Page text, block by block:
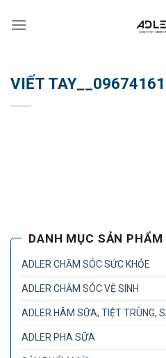
VIẾT
DANH MỤC SẢN PHẨM
ADLER CHĂM SÓC SỨC KHỎE
ADLER CHĂM SÓC VỆ SINH
ADLER HÂM SỮA, TIỆT TRÙNG,
ADLER PHA SỮA